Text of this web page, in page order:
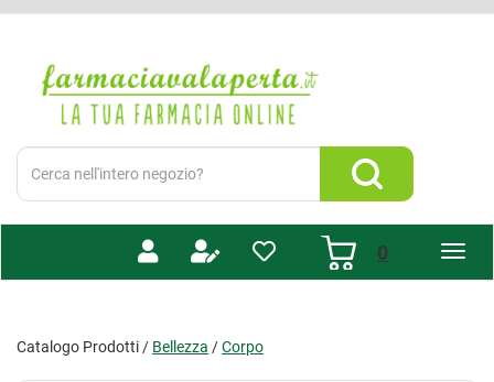
principale
Valaperta
Cerca
Prodotto
Cerca Prodotto
0prodotti
Catalogo Prodotti / Bellezza /Corpo